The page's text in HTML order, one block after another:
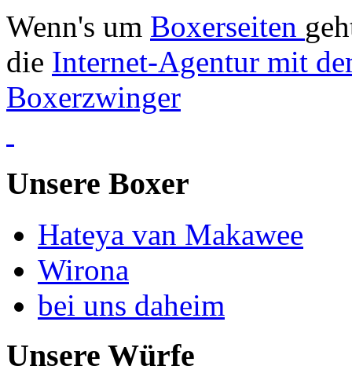
Wenn's um Boxerseiten
die Internet-Agentur mit
Boxerzwinger
Unsere Boxer
Hateya van Makawee
Wirona
bei uns daheim
Unsere Würfe